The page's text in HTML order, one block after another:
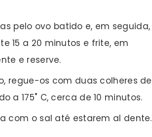
pelo ovo batido e, em seguida,
15 a 20 minutos e frite, em
e reserve.
regue-os com duas colheres de
a 175˚ C, cerca de 10 minutos.
com o sal até estarem al dente.